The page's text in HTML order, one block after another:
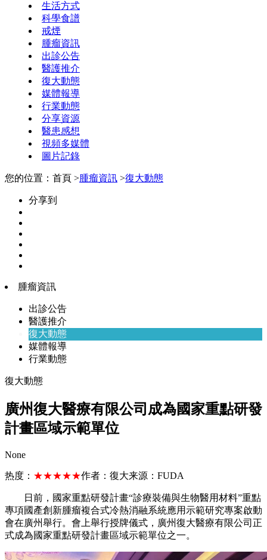
生活方式
科學食譜
戒煙
腫瘤資訊
出診公告
醫護推介
復大動態
媒體報導
行業動態
分享資源
醫患感想
視頻多媒體
圖片記錄
您的位置：首頁 >腫瘤資訊 >復大動態
分享到
腫瘤資訊
出診公告
醫護推介
復大動態
媒體報導
行業動態
復大動態
廣州復大醫療有限公司成為國家重點研發
計畫區域示範單位
None
热度： ★★★★★作者： 復大来源： FUDA
日前，國家重點研發計畫“診療裝備與生物醫用材料”重點
專項國產創新腫瘤複合式冷熱消融系統應用示範研究專案啟動
會在廣州舉行。會上舉行授牌儀式，廣州復大醫療有限公司正
式成為國家重點研發計畫區域示範單位之一。